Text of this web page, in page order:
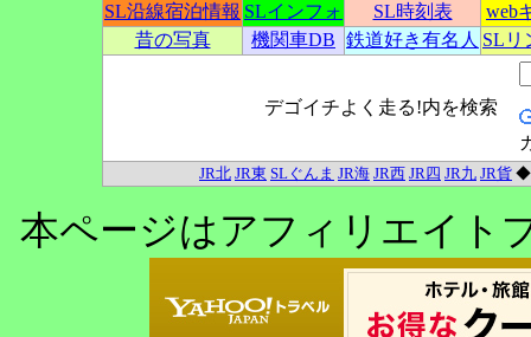
SL沿線宿泊情報 SLインフォ SL時刻表
web
昔の写真
機関車DB 鉄道好き有名人 SLリ
デゴイチよく走る!内を検索
JR北 JR東 SLぐんま JR海 JR西 JR四 JR九 JR貨
本ページはアフィリエイト